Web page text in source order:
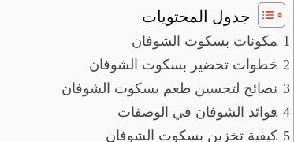
جدول المحتويات
مكونات بسكوت الشوفان
خطوات تحضير بسكوت الشوفان
نصائح لتحسين طعم بسكوت الشوفان
فوائد الشوفان في الوصفات
كيفية تخزين بسكوت الشوفان